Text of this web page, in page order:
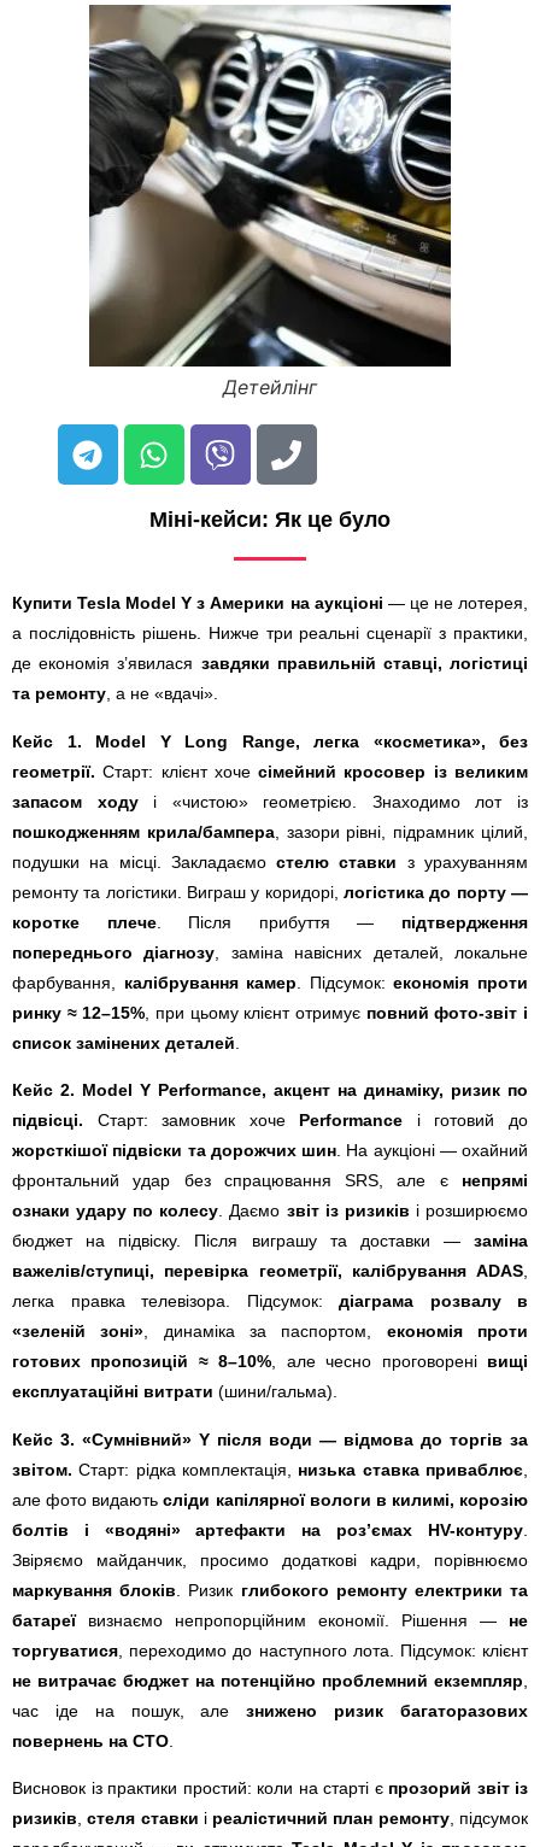
Детейлінг
Міні-кейси: Як це було
Купити Tesla Model Y з Америки на аукціоні — це не лотерея,
а послідовність рішень. Нижче три реальні сценарії з практики,
де економія з’явилася завдяки правильній ставці, логістиці
та ремонту, а не «вдачі».
Кейс 1. Model Y Long Range, легка «косметика», без
геометрії. Старт: клієнт хочесімейний кросовер із великим
запасом ходуі «чистою» геометрією. Знаходимо лот із
пошкодженням крила/бампера, зазори рівні, підрамник цілий,
подушки на місці. Закладаємостелю ставки з урахуванням
ремонту та логістики. Виграш у коридорі, логістика до порту —
коротке плече. Після прибуття — підтвердження
попереднього діагнозу , заміна навісних деталей, локальне
фарбування, калібрування камер . Підсумок:економія проти
ринку ≈ 12–15% , при цьому клієнт отримує повний фото-звіт і
список замінених деталей
Кейс 2. Model Y Performance, акцент на динаміку, ризик по
підвісці. Старт: замовник хоче Performance і готовий до
жорсткішої підвіски та дорожчих шин. На аукціоні — охайний
фронтальний удар без спрацювання SRS, але є непрямі
ознаки удару по колесу. Даємо звіт із ризиків і розширюємо
бюджет на підвіску. Після виграшу та доставки — заміна
важелів/ступиці, перевірка геометрії, калібрування ADAS,
легка правка телевізора. Підсумок: діаграма розвалу в
«зеленій зоні», динаміка за паспортом, економія проти
готових пропозицій ≈ 8–10%, але чесно проговорені вищі
експлуатаційні витрати (шини/гальма).
Кейс 3. «Сумнівний» Y після води — відмова до торгів за
звітом. Старт: рідка комплектація, низька ставка приваблює
але фото видаютьсліди капілярної вологи в килимі, корозію
болтів і «водяні» артефакти на роз’ємах HV-контуру
Звіряємо майданчик, просимо додаткові кадри, порівнюємо
маркування блоків . Ризик глибокого ремонту електрики та
батареївизнаємо непропорційним економії. Рішення — не
торгуватися , переходимо до наступного лота. Підсумок: клієнт
не витрачає бюджет на потенційно проблемний екземпляр
час іде на пошук, алезнижено ризик багаторазових
повернень на СТО
Висновок із практики простий: коли на старті є прозорий звіт із
ризиків ,стеля ставки і реалістичний план ремонту, підсумок